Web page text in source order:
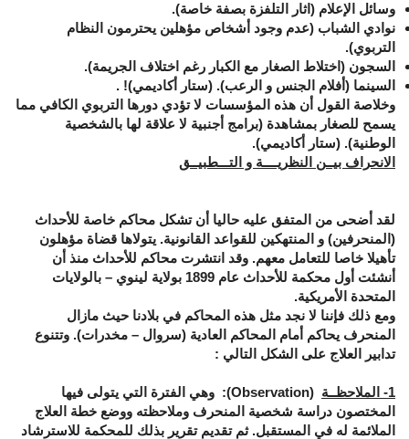
وسائل الإعلام (اثار التلفزة بصفة خاصة).
نوادي الشباب (عدم وجود أشخاص مؤهلين يحترمون النظام
التربوي).
السجون (اختلاط الصغار مع الكبار رغم اختلاف الجريمة).
السينما (أفلام الجنس و الرعب). (ستار أكاديمي)!
.
وخلاصة القول أن هذه المؤسسات لا تؤدي دورها التربوي الكافي مما
يسمح للصغار بمشاهدة (برامج أجنبية لا علاقة لها بالشخصية
الوطنية). (ستار أكاديمي).
الانحراف بيــن النظريــــة و التـــطبيــق
لقد أضحى من المتفق عليه حاليا أن تشكل محاكم خاصة للأحداث
(المنحرفين) و المنتهكين للقواعد القانونية. يتولاها قضاة مؤهلون
تأهيلا خاصا للتعامل معهم. وقد انتشرت محاكم للأحداث منذ أن
أنشئت أول محكمة للأحداث عام 1899 بولاية لينوي – بالولايات
المتحدة الأمريكية.
ومع ذلك فإننا لا نجد مثل هذه المحاكم في بلادنا حيث مازال
المنحرف يحاكم أمام المحاكم العادية (سروال – مخدرات). وتتنوع
تدابير العلاج على الشكل التالي :
1- الملاحظــة (
Observation
): وهي الفترة التي يتولى فيها
المختصون دراسة شخصية المنحرف وملاحظته ووضع خطة العلاج
الملائمة له في المستقبل. ثم تقديم تقرير بذلك للمحكمة للاسترشاد